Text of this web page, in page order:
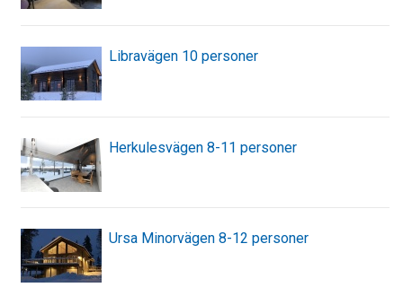
Libravägen 10 personer
Herkulesvägen 8-11 personer
Ursa Minorvägen 8-12 personer